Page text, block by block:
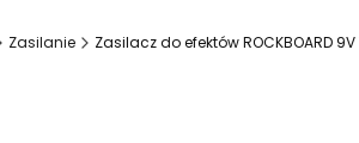
Zasilanie Zasilacz do efektów ROCKBOARD